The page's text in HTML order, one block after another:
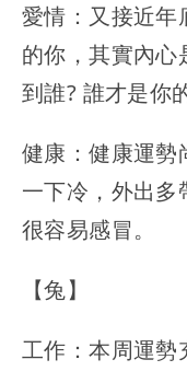
愛情：又接近年
的你，其實內
到誰? 誰才是你
健康：健康運勢
一下冷，外出多
很容易感冒。
【兔】
工作：本周運勢